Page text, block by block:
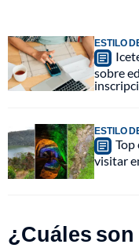
ESTILO
sobre
ESTILO
Top
visitar
¿Cuáles